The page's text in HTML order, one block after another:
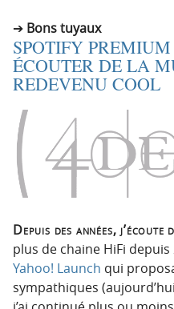
Bons tuyaux
SPOTIFY
ÉCOUTER DE LA
REDEVENU COOL
Depuis des années, j’écoute
plus de chaine HiFi depuis
Yahoo! Launch qui
sympathiques